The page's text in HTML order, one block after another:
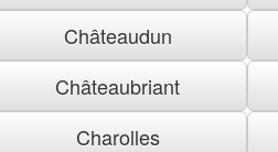
Châteaudun
Châteaubriant
Charolles